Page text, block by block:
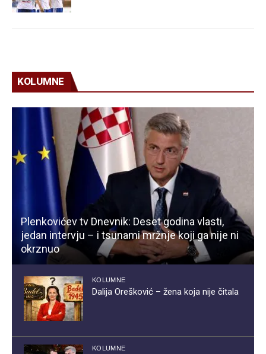
KOLUMNE
Plenkovićev tv Dnevnik: Deset godina vlasti,
jedan intervju – i tsunami mržnje koji ga nije ni
okrznuo
KOLUMNE
Dalija Orešković – žena koja nije čitala
KOLUMNE